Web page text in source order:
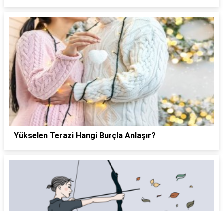
Yükselen Terazi Hangi Burçla Anlaşır?